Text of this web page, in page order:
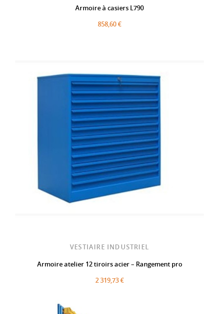
Armoire à casiers L790
858,60 €
VESTIAIRE INDUSTRIEL
Armoire atelier 12 tiroirs acier – Rangement pro
2 319,73 €